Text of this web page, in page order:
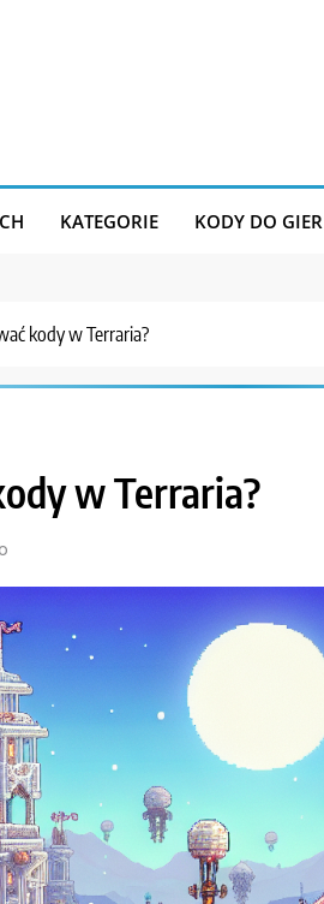
KATEGORIE KODY DO GIER
kody w Terraria?
w Terraria?